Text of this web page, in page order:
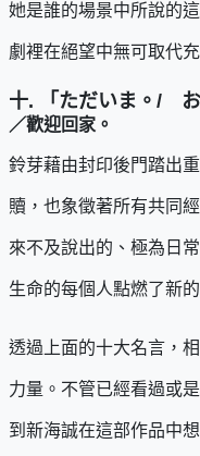
她是誰的場景中所說的
劇裡在絕望中無可取代
十. 「ただいま。/ お
／歡迎回家。
鈴芽藉由封印後門踏出
贖，也象徵著所有共同
來不及說出的、極為日
生命的每個人點燃了新
透過上面的十大名言，
力量。不管已經看過或
到新海誠在這部作品中